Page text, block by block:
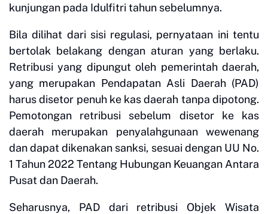
kunjungan pada Idulfitri tahun sebelumnya.
Bila dilihat dari sisi regulasi, pernyataan ini tentu
bertolak belakang dengan aturan yang berlaku.
Retribusi yang dipungut oleh pemerintah daerah,
yang merupakan Pendapatan Asli Daerah (PAD)
harus disetor penuh ke kas daerah tanpa dipotong.
Pemotongan retribusi sebelum disetor ke kas
daerah merupakan penyalahgunaan wewenang
dan dapat dikenakan sanksi, sesuai dengan UU No.
1 Tahun 2022 Tentang Hubungan Keuangan Antara
Pusat dan Daerah.
Seharusnya, PAD dari retribusi Objek Wisata